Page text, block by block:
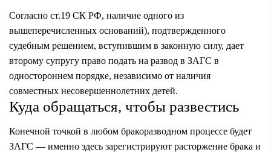
Согласно ст.19 СК РФ, наличие одного из
вышеперечисленных оснований), подтвержденного
судебным решением, вступившим в законную силу, дает
второму супругу право подать на развод в ЗАГС в
одностороннем порядке, независимо от наличия
совместных несовершеннолетних детей.
Куда обращаться, чтобы развестись
Конечной точкой в любом бракоразводном процессе будет
ЗАГС — именно здесь зарегистрируют расторжение брака и